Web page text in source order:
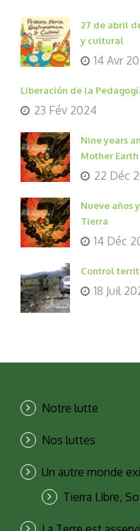
27 de abril
y cultural
14 Avr
Liberación de la
23 Fév 2024
Nine years
Mother Earth
22 Déc
Nueve años
Tierra
14 Déc
Control
18 Juil
Notre lutte
Nos luttes
Un autre monde
Tierra Libre,